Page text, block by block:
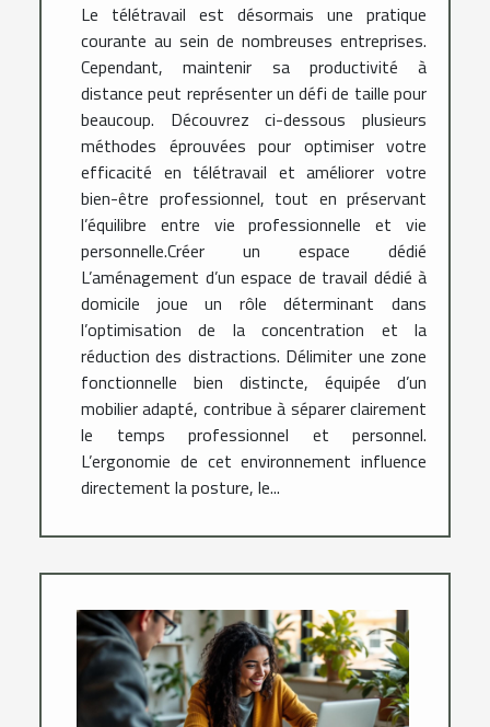
Le télétravail est désormais une pratique
courante au sein de nombreuses entreprises.
Cependant, maintenir sa productivité à
distance peut représenter un défi de taille pour
beaucoup. Découvrez ci-dessous plusieurs
méthodes éprouvées pour optimiser votre
efficacité en télétravail et améliorer votre
bien-être professionnel, tout en préservant
l’équilibre entre vie professionnelle et vie
personnelle.Créer un espace dédié
L’aménagement d’un espace de travail dédié à
domicile joue un rôle déterminant dans
l’optimisation de la concentration et la
réduction des distractions. Délimiter une zone
fonctionnelle bien distincte, équipée d’un
mobilier adapté, contribue à séparer clairement
le temps professionnel et personnel.
L’ergonomie de cet environnement influence
directement la posture, le...